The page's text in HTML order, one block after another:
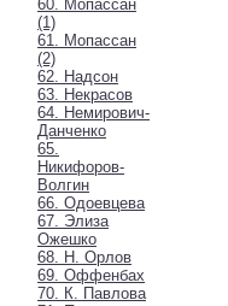
60. Мопассан
(1)
61. Мопассан
(2)
62. Надсон
63. Некрасов
64. Немирович-
Данченко
65.
Никифоров-
Волгин
66. Одоевцева
67. Элиза
Ожешко
68. Н. Орлов
69. Оффенбах
70. К. Павлова